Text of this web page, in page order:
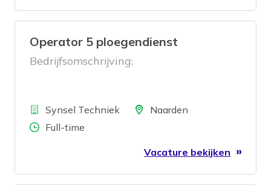
Operator 5 ploegendienst
Bedrijfsomschrijving:
BedrijfSynsel Techniek LocatieNaarden
Aantal uren
Full-time
Vacature bekijken